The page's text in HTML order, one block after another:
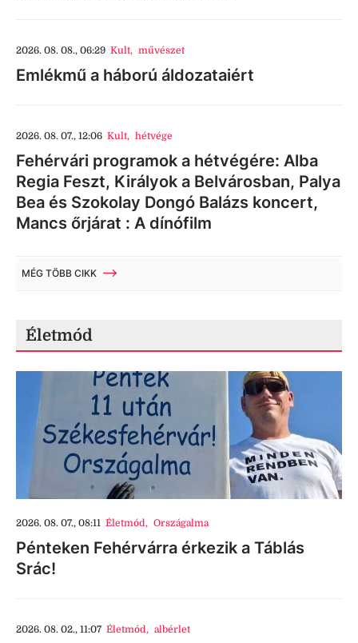
2026. 08. 08., 06:29 Kult, művészet
Emlékmű a háború áldozataiért
2026. 08. 07., 12:06 Kult, hétvége
Fehérvári programok a hétvégére: Alba
Regia Feszt, Királyok a Belvárosban, Palya
Bea és Szokolay Dongó Balázs koncert,
Mancs őrjárat : A dínófilm
MÉG TÖBB CIKK
Életmód
2026. 08. 07., 08:11 Életmód, Országalma
Pénteken Fehérvárra érkezik a Táblás
Srác!
2026. 08. 02., 11:07 Életmód, albérlet